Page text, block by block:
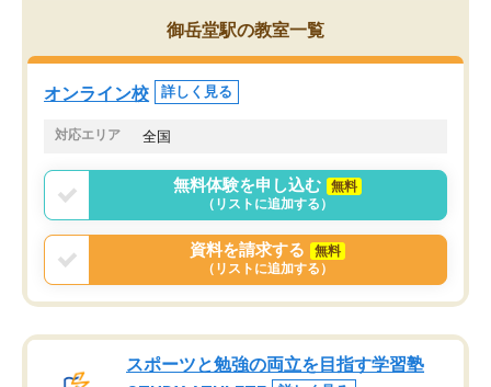
御岳堂駅の教室一覧
オンライン校 詳しく見る
対応エリア 全国
無料体験を申し込む
無料
（リストに追加する）
資料を請求する
無料
（リストに追加する）
スポーツと勉強の両立を目指す学習塾